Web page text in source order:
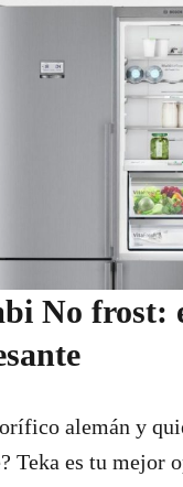
No frost:
alemán y
Teka es tu mejor